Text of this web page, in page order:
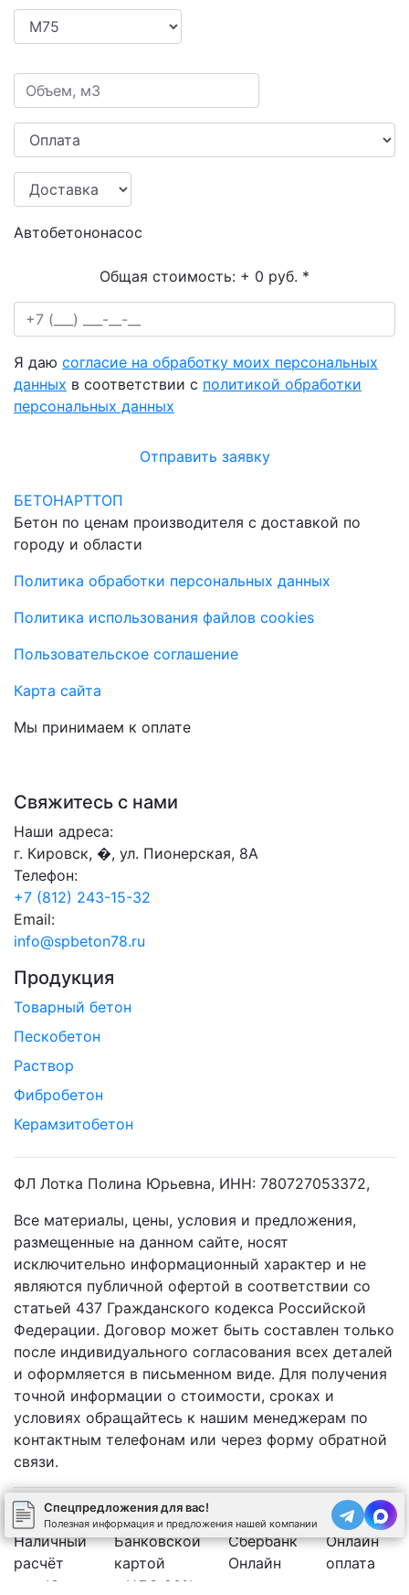
Автобетононасос
Общая стоимость: + 0 руб. *
Я даю согласие на обработку моих персональных
данных в соответствии с политикой обработки
персональных данных
Отправить заявку
БЕТОНАРТТОП
Бетон по ценам производителя с доставкой по
городу и области
Политика обработки персональных данных
Политика использования файлов cookies
Пользовательское соглашение
Карта сайта
Мы принимаем к оплате
Свяжитесь с нами
Наши адреса:
г. Кировск, �, ул. Пионерская, 8А
Телефон:
+7 (812) 243-15-32
Email:
info@spbeton78.ru
Продукция
Товарный бетон
Пескобетон
Раствор
Фибробетон
Керамзитобетон
ФЛ Лотка Полина Юрьевна, ИНН: 780727053372,
Все материалы, цены, условия и предложения,
размещенные на данном сайте, носят
исключительно информационный характер и не
являются публичной офертой в соответствии со
статьей 437 Гражданского кодекса Российской
Федерации. Договор может быть составлен только
после индивидуального согласования всех деталей
и оформляется в письменном виде. Для получения
точной информации о стоимости, сроках и
условиях обращайтесь к нашим менеджерам по
контактным телефонам или через форму обратной
связи.
Наличный
расчёт
Банковской
картой
Сбербанк
Онлайн
Онлайн
оплата
Юр.лицо с НДС 20%
Спецпредложения для вас!
Полезная информация и предложения нашей компании